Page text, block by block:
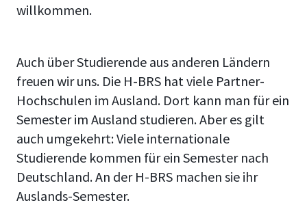
willkommen.
Auch über Studierende aus anderen Ländern
freuen wir uns. Die H-BRS hat viele Partner-
Hochschulen im Ausland. Dort kann man für ein
Semester im Ausland studieren. Aber es gilt
auch umgekehrt: Viele internationale
Studierende kommen für ein Semester nach
Deutschland. An der H-BRS machen sie ihr
Auslands-Semester.